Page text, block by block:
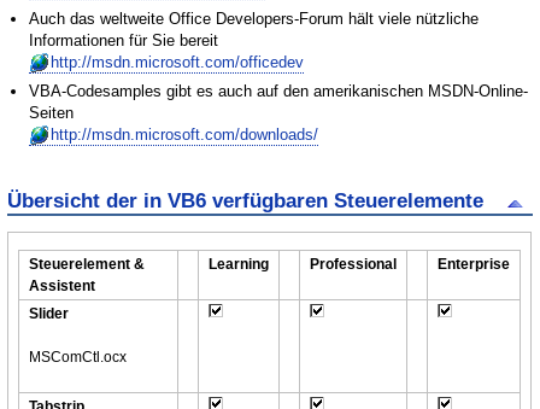
Auch das weltweite Office Developers-Forum hält viele nützliche
Informationen für Sie bereit
http://msdn.microsoft.com/officedev
VBA-Codesamples gibt es auch auf den amerikanischen MSDN-Online-
Seiten
http://msdn.microsoft.com/downloads/
Übersicht der in VB6 verfügbaren Steuerelemente
Steuerelement &
Assistent
Learning Professional Enterprise
Slider
MSComCtl.ocx